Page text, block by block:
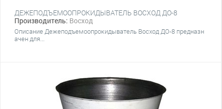
ДЕЖЕПОДЪЕМООПРОКИДЫВАТЕЛЬ ВОСХОД ДО-8
Производитель: Восход
Описание Дежеподъемоопрокидыватель Восход ДО-8 предназн
ачен для...